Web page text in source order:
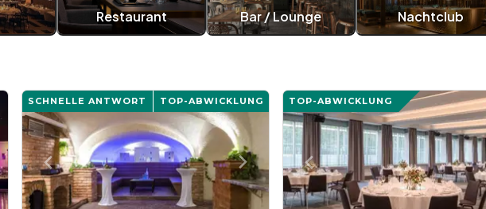
Restaurant Bar / Lounge Nachtclub
SCHNELLE ANTWORT TOP-ABWICKLUNG TOP-ABWICKLUNG